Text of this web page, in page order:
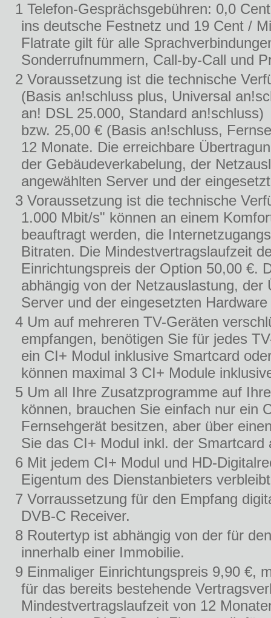
1 Telefon-Gesprächsgebühren: 0,0
ins deutsche Festnetz und 19 Cent /
Flatrate gilt für alle
Sonderrufnummern, Call-by-Call und
2 Voraussetzung ist die technische
(Basis an!schluss plus, Universal
an! DSL 25.000, Standard an!schluss)
bzw. 25,00 € (Basis an!schluss,
12 Monate. Die erreichbare
der Gebäudeverkabelung, der
angewählten Server und der
3 Voraussetzung ist die technische
1.000 Mbit/s" können an einem
beauftragt werden, die
Bitraten. Die Mindestvertragslaufzeit
Einrichtungspreis der Option 50,00 €.
abhängig von der Netzauslastung,
Server und der eingesetzten
4 Um auf mehreren TV-Geräten
empfangen, benötigen Sie für jedes
ein CI+ Modul inklusive Smartcard
können maximal 3 CI+ Module
5 Um all Ihre Zusatzprogramme auf
können, brauchen Sie einfach nur ein
Fernsehgerät besitzen, aber über
Sie das CI+ Modul inkl. der Smartcard
6 Mit jedem CI+ Modul und HD-
Eigentum des Dienstanbieters
7 Vorraussetzung für den Empfang
DVB-C Receiver.
8 Routertyp ist abhängig von der für
innerhalb einer Immobilie.
9 Einmaliger Einrichtungspreis 9,90 €,
für das bereits bestehende
Mindestvertragslaufzeit von 12